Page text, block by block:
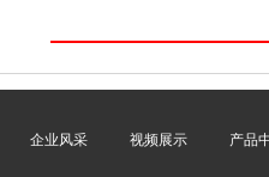
企业风采 视频展示 产品